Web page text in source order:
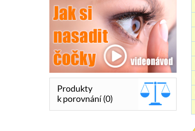
Produkty
k porovnání (0)